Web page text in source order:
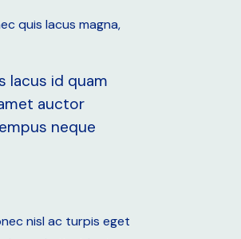
quis lacus magna,
lacus id quam
auctor
neque
nisl ac turpis eget